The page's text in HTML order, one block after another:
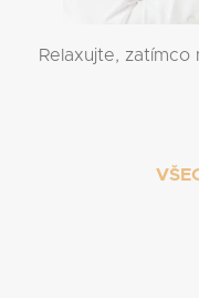
Relaxujte,